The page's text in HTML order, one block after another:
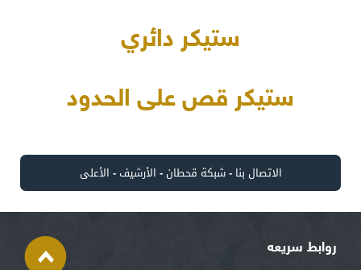
ستيكر دائري
ستيكر قص على الحدود
الاتصال بنا -شبكة قحطان- الأرشيف- الأعلى
روابط سريعه